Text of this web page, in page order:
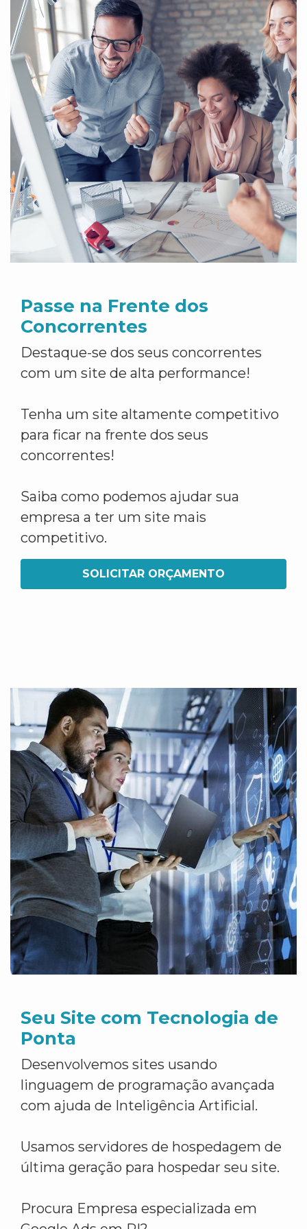
Passe na Frente dos
Concorrentes
Destaque-se dos seus concorrentes
com um site de alta performance!
Tenha um site altamente competitivo
para ficar na frente dos seus
concorrentes!
Saiba como podemos ajudar sua
empresa a ter um site mais
competitivo.
SOLICITAR ORÇAMENTO
Seu Site com Tecnologia de
Ponta
Desenvolvemos sites usando
linguagem de programação avançada
com ajuda de Inteligência Artificial.
Usamos servidores de hospedagem de
última geração para hospedar seu site.
Procura Empresa especializada em